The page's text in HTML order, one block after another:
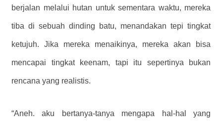
berjalan melalui hutan untuk sementara waktu, mereka
tiba di sebuah dinding batu, menandakan tepi tingkat
ketujuh. Jika mereka menaikinya, mereka akan bisa
mencapai tingkat keenam, tapi itu sepertinya bukan
rencana yang realistis.
“Aneh. aku bertanya-tanya mengapa hal-hal yang